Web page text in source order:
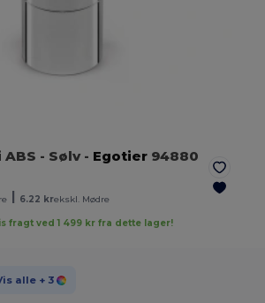
- Sølv- Egotier 94880
6.22 krekskl. Mødre
fragt ved 1 499 kr fra dette lager!
alle + 3